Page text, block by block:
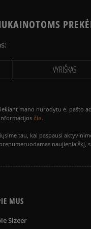
VYRIŠKAS
mano nurodytu e.
čia.
tau, kai paspausi
MUS
Sizeer